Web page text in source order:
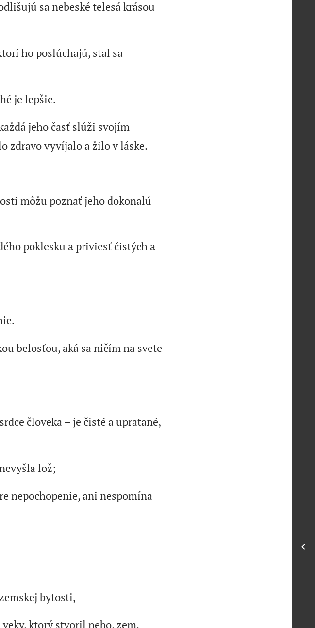
sa nebeské telesá krásou
ho poslúchajú, stal sa
je lepšie.
jeho časť slúži svojím
zdravo vyvíjalo a žilo v láske.
môžu poznať jeho dokonalú
poklesku a priviesť čistých a
belosťou, aká sa ničím na svete
človeka – je čisté a upratané,
lož;
nepochopenie, ani nespomína
bytosti,
ktorý stvoril nebo, zem,